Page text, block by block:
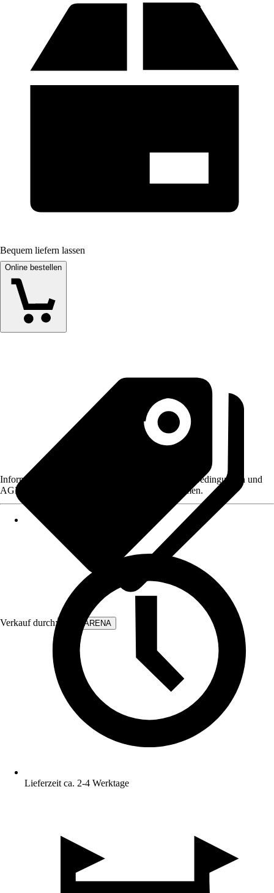
Bequem liefern lassen
Online bestellen
Verkauf durch: WALLARENA
Informationen des Verkäufers, wie z. B. Rückgabebedingungen und
AGB, finden Sie bei Klick auf den Verkäufernamen.
Lieferzeit ca. 2-4 Werktage